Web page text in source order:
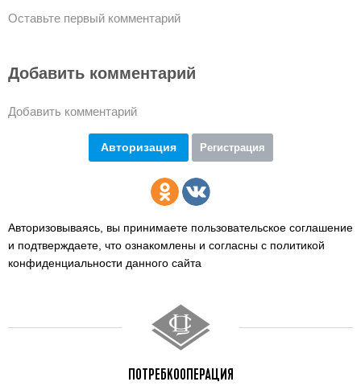
Оставьте первый комментарий
Добавить комментарий
Добавить комментарий
Авторизация Регистрация
Авторизовываясь, вы принимаете пользовательское соглашение
и подтверждаете, что ознакомлены и согласны с политикой
конфиденциальности данного сайта
ПОТРЕБКООПЕРАЦИЯ